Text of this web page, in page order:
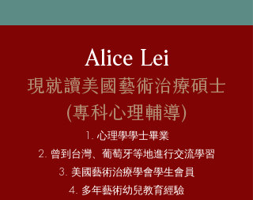
Alice Lei
現就讀美國藝術治療碩士
(專科心理輔導)
心理學學士畢業
曾到台灣、葡萄牙等地進行交流學習
美國藝術治療學會學生會員
多年藝術幼兒教育經驗